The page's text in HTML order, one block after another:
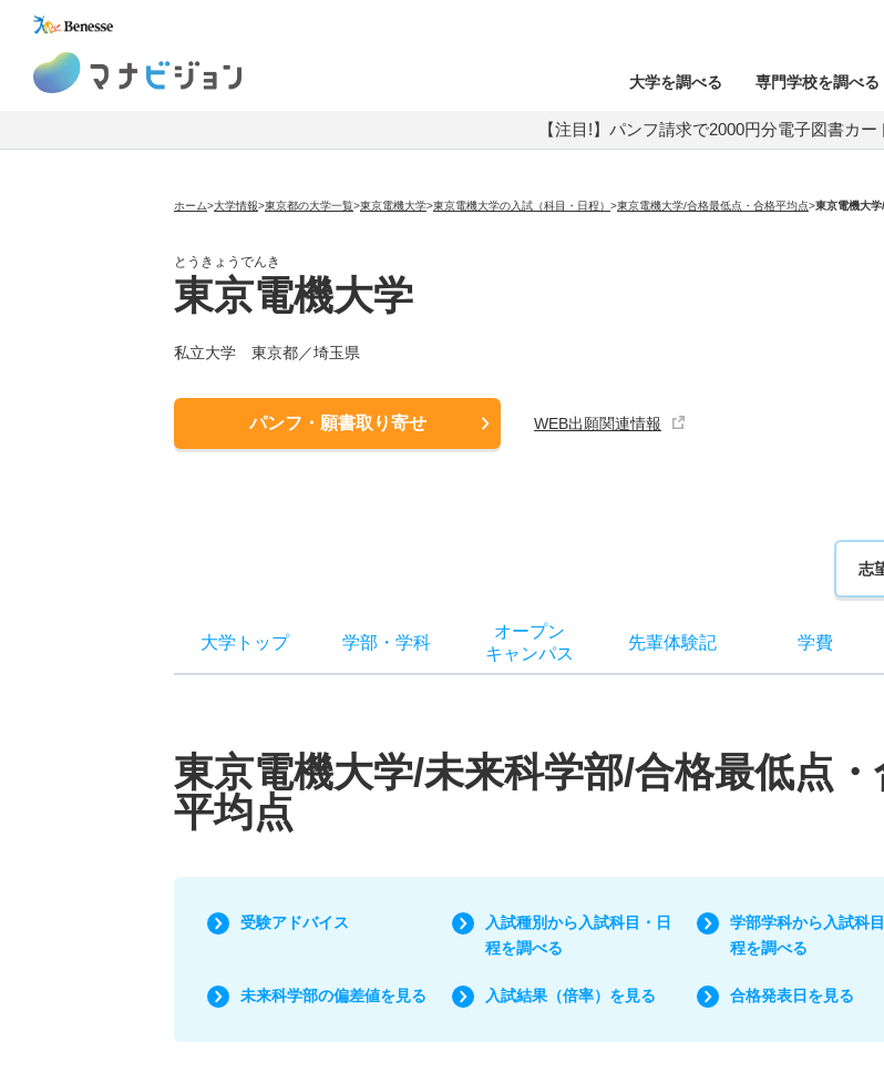
大学を調べる 専門学校を調べる
【注目!】パンフ請求で2000円分電子図書カー
ホーム>大学情報>東京都の大学一覧>東京電機大学>東京電機大学の入試（科目・日程） >東京電機大学/合格最低点・合格平均点>東京電機大学
とうきょうでんき
東京電機大学
私立大学 東京都／埼玉県
パンフ・願書取り寄せ WEB出願関連情報
志
大学トップ 学部 ・ 学科
オープン
キャンパス
先輩体験記 学費
東京電機大学/未来科学部/合格最低点
平均点
受験アドバイス
入試種別から入試科目・日
程を調べる
学部学科から入試科
程を調べる
未来科学部の偏差値を見る 入試結果（倍率）を見る 合格発表日を見る